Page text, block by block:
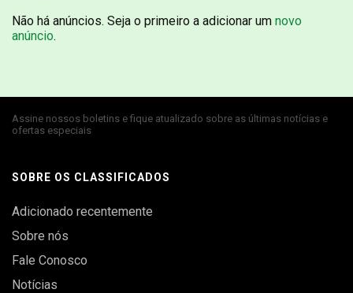
Não há anúncios. Seja o primeiro a adicionar um novo
anúncio.
Assine nossos boletins e fique atualizado sobre as últimas notícias e
ofertas especiais
SOBRE OS CLASSIFICADOS
Adicionado recentemente
Sobre nós
Fale Conosco
Notícias